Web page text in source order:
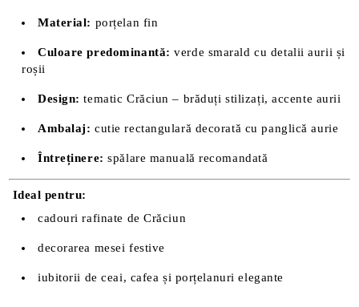
Material: porțelan fin
Culoare predominantă: verde smarald cu detalii aurii și
roșii
Design: tematic Crăciun – brăduți stilizați, accente aurii
Ambalaj: cutie rectangulară decorată cu panglică aurie
Întreținere: spălare manuală recomandată
Ideal pentru:
cadouri rafinate de Crăciun
decorarea mesei festive
iubitorii de ceai, cafea și porțelanuri elegante